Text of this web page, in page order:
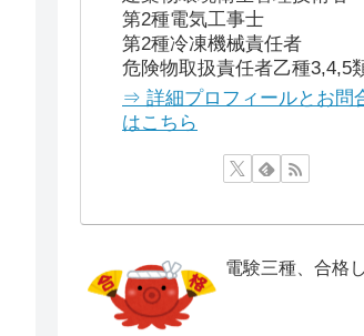
第2種電気工事士
第2種冷凍機械責任者
危険物取扱責任者乙種3,4,5
⇒ 詳細プロフィールとお問
はこちら
電験三種、合格